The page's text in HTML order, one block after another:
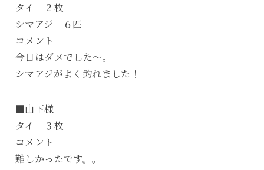
タイ ２枚
シマアジ ６匹
コメント
今日はダメでした～。
シマアジがよく釣れました！
■山下様
タイ ３枚
コメント
難しかったです。。